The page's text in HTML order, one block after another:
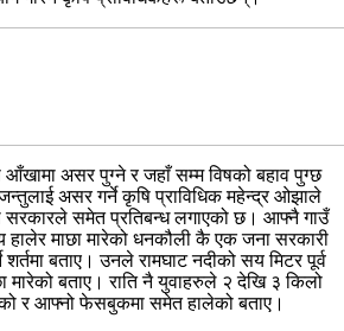
आँखामा असर पुग्ने र जहाँ सम्म विषको बहाव पुग्छ
असर गर्ने कृषि प्राविधिक महेन्द्र ओझाले
सरकारले समेत प्रतिबन्ध लगाएको छ। आफ्नै गाउँ
हालेर माछा मारेको धनकौली कै एक जना सरकारी
बताए। उनले रामघाट नदीको सय मिटर पूर्व
मारेको बताए। राति नै युवाहरुले २ देखि ३ किलो
र आफ्नो फेसबुकमा समेत हालेको बताए।